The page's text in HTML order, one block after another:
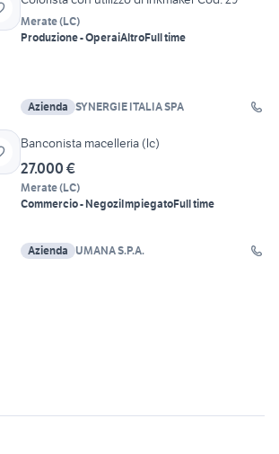
Merate(LC)
Produzione - OperaiAltroFull time
Azienda SYNERGIE ITALIA SPA
Banconista macelleria (lc)
27.000 €
Merate(LC)
Commercio - NegoziImpiegatoFull time
Azienda UMANA S.P.A.